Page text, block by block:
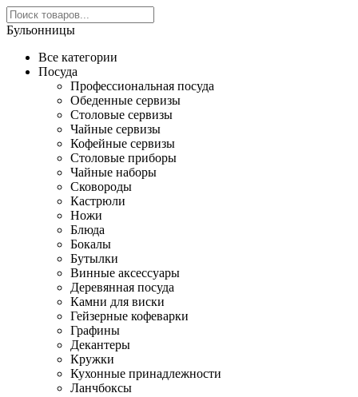
Бульонницы
Все категории
Посуда
Профессиональная посуда
Обеденные сервизы
Столовые сервизы
Чайные сервизы
Кофейные сервизы
Столовые приборы
Чайные наборы
Сковороды
Кастрюли
Ножи
Блюда
Бокалы
Бутылки
Винные аксессуары
Деревянная посуда
Камни для виски
Гейзерные кофеварки
Графины
Декантеры
Кружки
Кухонные принадлежности
Ланчбоксы